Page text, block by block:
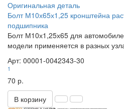
Оригинальная деталь
Болт М10х65х1,25 кронштейна
подшипника
Болт М10х1,25х65 для
модели применяется в разных
Арт: 00001-0042343-30
1
70 р.
В корзину